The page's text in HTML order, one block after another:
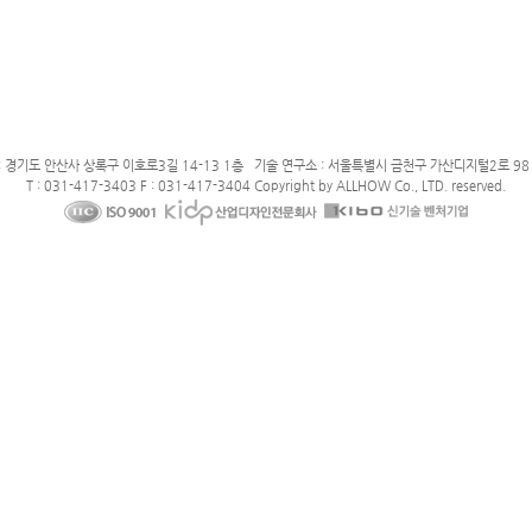
기도 안산사 상록구 이호로3길 14-13 1층 기술 연구소 : 서울특별시 금천구 가산디지털2로
T : 031-417-3403 F : 031-417-3404 Copyright by ALLHOW Co., LTD. reserved.